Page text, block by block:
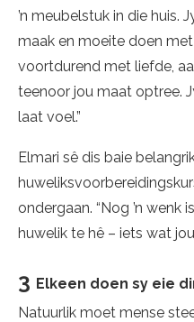
’n meubelstuk in die huis.
maak en moeite doen
voortdurend met liefde,
teenoor jou maat optree.
laat voel.”
Elmari sê dis baie
ondergaan. “Nog ’n wenk
huwelik te hê – iets wat
3 Elkeen doen sy eie
Natuurlik moet mense